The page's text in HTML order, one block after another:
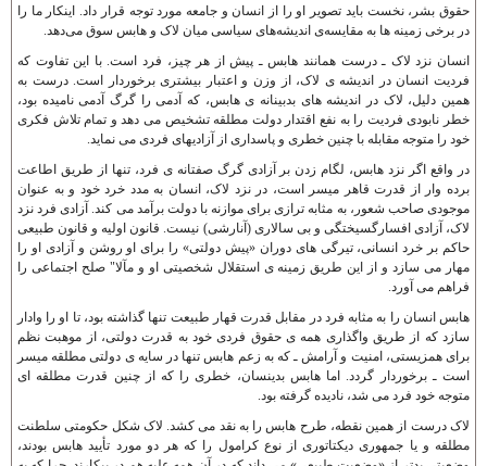
حقوق بشر، نخست بايد تصوير او را از انسان و جامعه مورد توجه قرار داد. اينکار ما را
در برخی زمينه ها به مقايسه‌ی انديشه‌های سياسی ميان لاک و هابس سوق می‌دهد.
انسان نزد لاک ـ درست همانند هابس ـ پيش از هر چيز، فرد است. با اين تفاوت که
فرديت انسان در انديشه ی لاک، از وزن و اعتبار بيشتری برخوردار است. درست به
همين دليل، لاک در انديشه های بدبينانه ی هابس، که آدمی را گرگ آدمی ناميده بود،
خطر نابودی فرديت را به نفع اقتدار دولت مطلقه تشخيص می دهد و تمام تلاش فکری
خود را متوجه مقابله با چنين خطری و پاسداری از آزاديهای فردی می نمايد.
در واقع اگر نزد هابس، لگام زدن بر آزادی گرگ صفتانه ی فرد، تنها از طريق اطاعت
برده وار از قدرت قاهر ميسر است، در نزد لاک، انسان به مدد خرد خود و به عنوان
موجودی صاحب شعور، به مثابه ترازی برای موازنه با دولت برآمد می کند. آزادی فرد نزد
لاک، آزادی افسارگسيختگی و بی سالاری (آنارشی) نيست. قانون اوليه و قانون طبيعی
حاکم بر خرد انسانی، تيرگی های دوران «پيش دولتی» را برای او روشن و آزادی او را
مهار می سازد و از اين طريق زمينه ی استقلال شخصيتی او و مآلا" صلح اجتماعی را
فراهم می آورد.
هابس انسان را به مثابه فرد در مقابل قدرت قهار طبيعت تنها گذاشته بود، تا او را وادار
سازد که از طريق واگذاری همه ی حقوق فردی خود به قدرت دولتی، از موهبت نظم
برای همزيستی، امنيت و آرامش ـ که به زعم هابس تنها در سايه ی دولتی مطلقه ميسر
است ـ برخوردار گردد. اما هابس بدينسان، خطری را که از چنين قدرت مطلقه ای
متوجه خود فرد می شد، ناديده گرفته بود.
لاک درست از همين نقطه، طرح هابس را به نقد می کشد. لاک شکل حکومتی سلطنت
مطلقه و يا جمهوری ديکتاتوری از نوع کرامول را که هر دو مورد تأييد هابس بودند،